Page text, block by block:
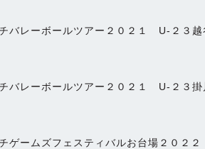
バレーボールツアー２０２１ U‐２３越
バレーボールツアー２０２１ U‐２３掛
ゲームズフェスティバルお台場２０２